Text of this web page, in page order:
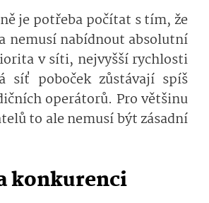
je potřeba počítat s tím, že
nemusí nabídnout absolutní
v síti, nejvyšší rychlosti
síť poboček zůstávají spíš
operátorů. Pro většinu
to ale nemusí být zásadní
konkurenci